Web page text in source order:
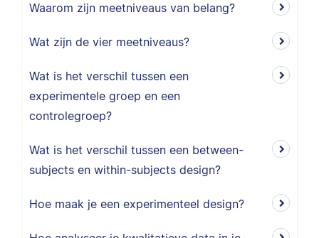
Waarom zijn meetniveaus van belang?
Wat zijn de vier meetniveaus?
Wat is het verschil tussen een
experimentele groep en een
controlegroep?
Wat is het verschil tussen een between-
subjects en within-subjects design?
Hoe maak je een experimenteel design?